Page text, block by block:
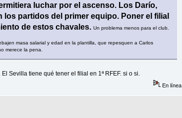
luchar por el ascenso. Los Darío,
partidos del primer equipo. Poner el filial
de estos chavales. Un problema menos para el club.
masa salarial y edad en la plantilla, que repesquen a Carlos
merece la pena.
Sevilla tiene qué tener el filial en 1ª RFEF. si o si.
En línea